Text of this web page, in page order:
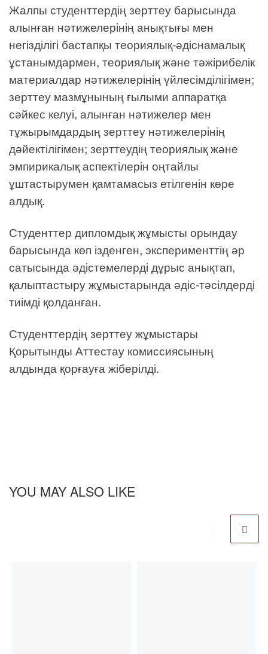
Жалпы студенттердің зерттеу барысында
алынған нәтижелерінің анықтығы мен
негізділігі бастапқы теориялық-әдіснамалық
ұстанымдармен, теориялық және тәжірибелік
материалдар нәтижелерінің үйлесімділігімен;
зерттеу мазмұнының ғылыми аппаратқа
сәйкес келуі, алынған нәтижелер мен
тұжырымдардың зерттеу нәтижелерінің
дәйектілігімен; зерттеудің теориялық және
эмпирикалық аспектілерін оңтайлы
ұштастырумен қамтамасыз етілгенін көре
алдық.
Студенттер дипломдық жұмысты орындау
барысында көп ізденген, эксперименттің әр
сатысында әдістемелерді дұрыс анықтап,
қалыптастыру жұмыстарында әдіс-тәсілдерді
тиімді қолданған.
Студенттердің зерттеу жұмыстары
Қорытынды Аттестау комиссиясының
алдында қорғауға жіберілді.
YOU MAY ALSO LIKE